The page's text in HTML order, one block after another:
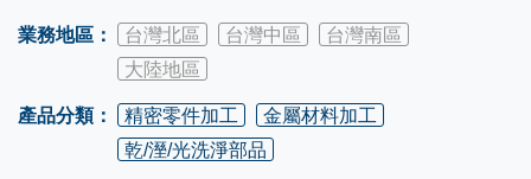
業務地區： 台灣北區 台灣中區
台灣南區
大陸地區
產品分類： 精密零件加工
金屬材料加工
乾/溼/光洗淨部品